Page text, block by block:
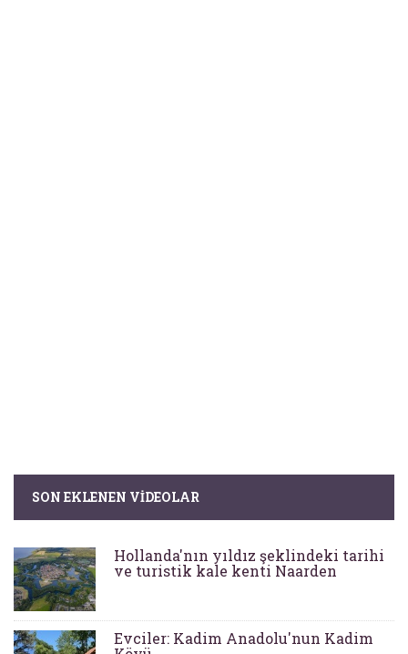
SON EKLENEN VIDEOLAR
Hollanda'nın yıldız şeklindeki tarihi
ve turistik kale kenti Naarden
Evciler: Kadim Anadolu'nun Kadim